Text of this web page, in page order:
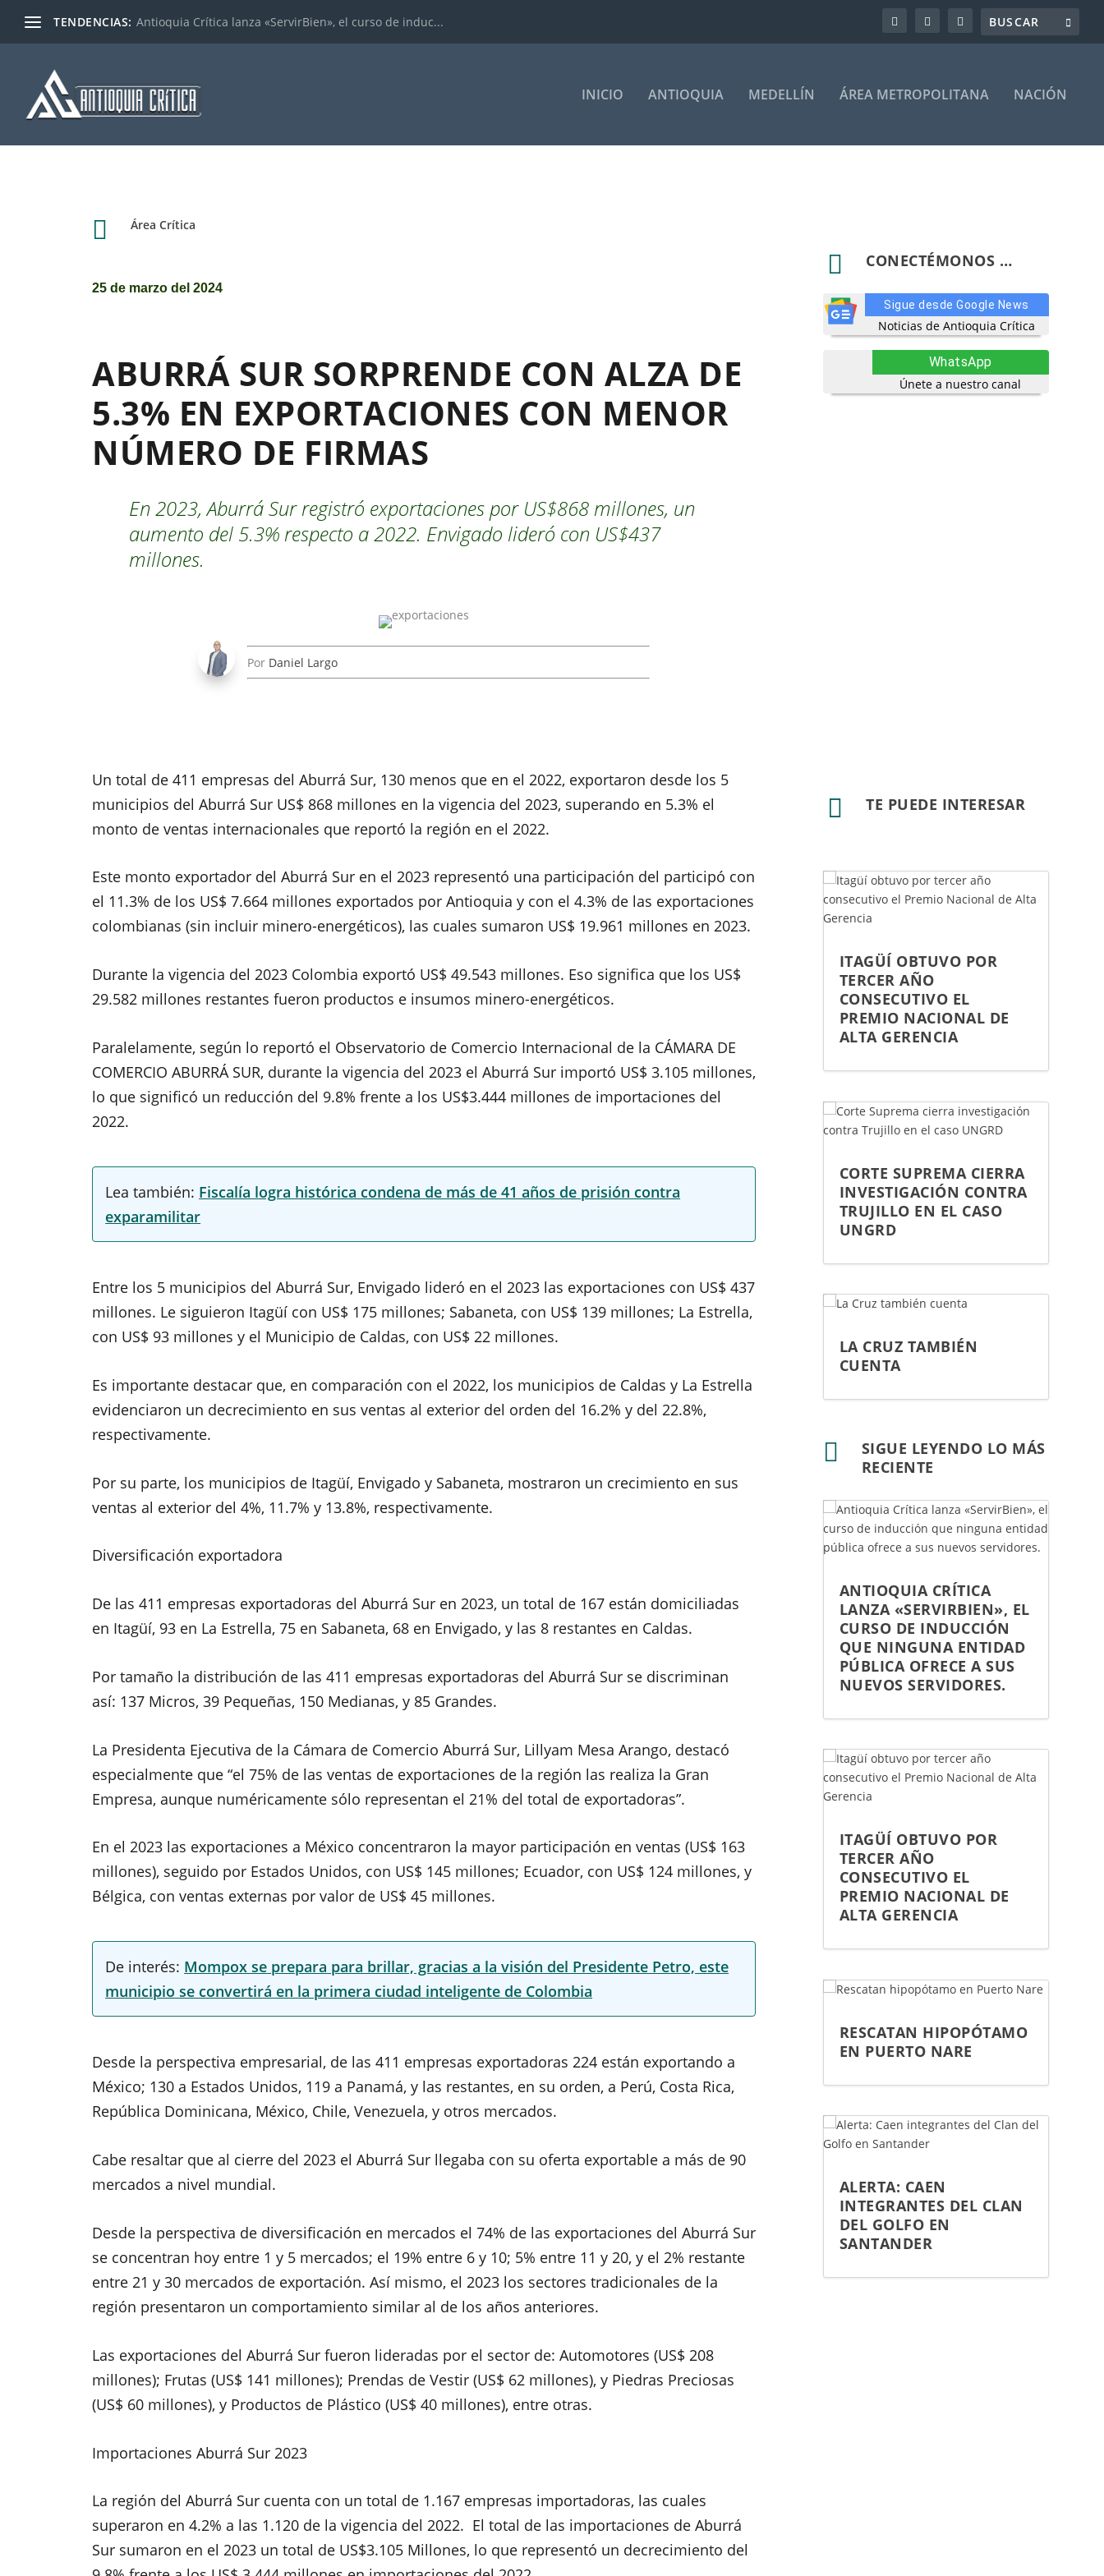
TENDENCIAS: Antioquia Crítica lanza «ServirBien», el curso de induc...
INICIO ANTIOQUIA MEDELLÍN ÁREA METROPOLITANA NACIÓN
 Área Crítica
25 de marzo del 2024
ABURRÁ SUR SORPRENDE CON ALZA DE
5.3% EN EXPORTACIONES CON MENOR
NÚMERO DE FIRMAS
En 2023, Aburrá Sur registró exportaciones por US$868 millones, un
aumento del 5.3% respecto a 2022. Envigado lideró con US$437
millones.
Por Daniel Largo
Un total de 411 empresas del Aburrá Sur, 130 menos que en el 2022, exportaron desde los 5
municipios del Aburrá Sur US$ 868 millones en la vigencia del 2023, superando en 5.3% el
monto de ventas internacionales que reportó la región en el 2022.
Este monto exportador del Aburrá Sur en el 2023 representó una participación del participó con
el 11.3% de los US$ 7.664 millones exportados por Antioquia y con el4.3% de las exportaciones
colombianas (sin incluir minero-energéticos), las cuales sumaron US$ 19.961 millones en 2023.
Durante la vigencia del 2023 Colombia exportó US$ 49.543 millones. Eso significa que los US$
29.582 millones restantes fueron productos e insumos minero-energéticos.
Paralelamente, según lo reportó el Observatorio de Comercio Internacional de la CÁMARA DE
COMERCIO ABURRÁ SUR, durante la vigencia del 2023 el Aburrá Sur importó US$ 3.105 millones,
lo que significó un reducción del 9.8% frente a los US$3.444 millones de importaciones del
2022.
Lea también: Fiscalía logra histórica condena de más de 41 años de prisión contra
exparamilitar
Entre los 5 municipios del Aburrá Sur, Envigado lideró en el 2023 las exportaciones con US$ 437
millones. Le siguieron Itagüí con US$ 175 millones; Sabaneta, con US$ 139 millones; La Estrella,
con US$ 93 millones y el Municipio de Caldas, con US$ 22 millones.
Es importante destacar que, en comparación con el 2022, los municipios de Caldas y La Estrella
evidenciaron un decrecimiento en sus ventas al exterior del orden del 16.2% y del 22.8%,
respectivamente.
Por su parte, los municipios de Itagüí, Envigado y Sabaneta, mostraron un crecimiento en sus
ventas al exterior del 4%, 11.7% y 13.8%, respectivamente.
Diversificación exportadora
De las 411 empresas exportadoras del Aburrá Sur en 2023, un total de 167 están domiciliadas
en Itagüí, 93 en La Estrella, 75 en Sabaneta, 68 en Envigado, y las 8 restantes en Caldas.
Por tamaño la distribución de las 411 empresas exportadoras del Aburrá Sur se discriminan
así: 137 Micros, 39 Pequeñas, 150 Medianas, y 85 Grandes.
La Presidenta Ejecutiva de la Cámara de Comercio Aburrá Sur, Lillyam Mesa Arango, destacó
especialmente que“el 75% de las ventas de exportaciones de la región las realiza la Gran
Empresa, aunque numéricamente sólo representan el 21% del total de exportadoras”.
En el 2023 las exportaciones a México concentraron la mayor participación en ventas (US$ 163
millones), seguido por Estados Unidos, con US$ 145 millones; Ecuador, con US$ 124 millones, y
Bélgica, con ventas externas por valor de US$ 45 millones.
De interés: Mompox se prepara para brillar, gracias a la visión del Presidente Petro, este
municipio se convertirá en la primera ciudad inteligente de Colombia
Desde la perspectiva empresarial, de las 411 empresas exportadoras 224 están exportando a
México; 130 a Estados Unidos, 119 a Panamá, y las restantes, en su orden, a Perú, Costa Rica,
República Dominicana, México, Chile, Venezuela, y otros mercados.
Cabe resaltar que al cierre del 2023 el Aburrá Sur llegaba con su oferta exportable a más de 90
mercados a nivel mundial.
Desde la perspectiva de diversificación en mercados el 74% de las exportaciones del Aburrá Sur
se concentran hoy entre 1 y 5 mercados; el 19% entre 6 y 10; 5% entre 11 y 20, y el 2% restante
entre 21 y 30 mercados de exportación. Así mismo, el 2023 los sectores tradicionales de la
región presentaron un comportamiento similar al de los años anteriores.
Las exportaciones del Aburrá Sur fueron lideradas por el sector de: Automotores (US$ 208
millones); Frutas (US$ 141 millones); Prendas de Vestir (US$ 62 millones), y Piedras Preciosas
(US$ 60 millones), y Productos de Plástico (US$ 40 millones), entre otras.
Importaciones Aburrá Sur 2023
La región del Aburrá Sur cuenta con un total de 1.167 empresas importadoras, las cuales
superaron en 4.2% a las 1.120 de la vigencia del 2022. El total de las importaciones de Aburrá
Sur sumaron en el 2023 un total de US$3.105 Millones, lo que representó un decrecimiento del
 CONECTÉMONOS …
Sigue desde Google News
Noticias de Antioquia Crítica
WhatsApp
Únete a nuestro canal
 TE PUEDE INTERESAR
ITAGÜÍ OBTUVO POR
TERCER AÑO
CONSECUTIVO EL
PREMIO NACIONAL DE
ALTA GERENCIA
CORTE SUPREMA CIERRA
INVESTIGACIÓN CONTRA
TRUJILLO EN EL CASO
UNGRD
LA CRUZ TAMBIÉN
CUENTA

SIGUE LEYENDO LO MÁS
RECIENTE
ANTIOQUIA CRÍTICA
LANZA «SERVIRBIEN», EL
CURSO DE INDUCCIÓN
QUE NINGUNA ENTIDAD
PÚBLICA OFRECE A SUS
NUEVOS SERVIDORES.
ITAGÜÍ OBTUVO POR
TERCER AÑO
CONSECUTIVO EL
PREMIO NACIONAL DE
ALTA GERENCIA
RESCATAN HIPOPÓTAMO
EN PUERTO NARE
ALERTA: CAEN
INTEGRANTES DEL CLAN
DEL GOLFO EN
SANTANDER